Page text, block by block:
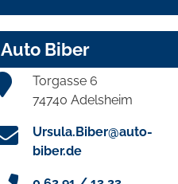
Auto Biber
Torgasse 6
74740 Adelsheim
Ursula.Biber@auto-
biber.de